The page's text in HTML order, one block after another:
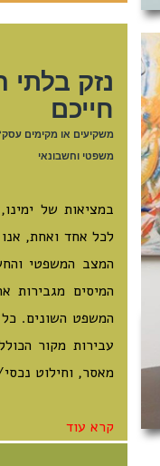
נזק בלתי
חייכם
משקיעים או מקימים
משפטי וחשבונאי
במציאות של
לכל אחד ואחת,
המצב המשפטי
המיסים מגבירות
המשפט השונים. כל
מאסר, וחילוט
קרא עוד